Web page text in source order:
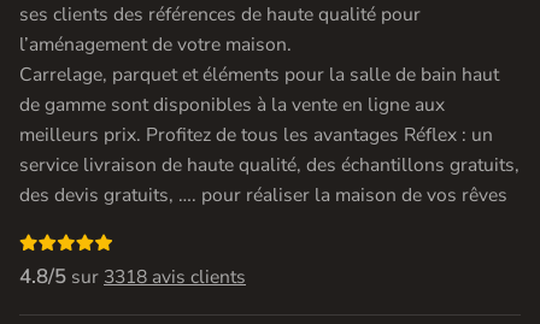
ses clients des références de haute qualité pour
l’aménagement de votre maison.
Carrelage, parquet et éléments pour la salle de bain haut
de gamme sont disponibles à la vente en ligne aux
meilleurs prix. Profitez de tous les avantages Réflex : un
service livraison de haute qualité, des échantillons gratuits,
des devis gratuits, …. pour réaliser la maison de vos rêves

4.8/5 sur 3318 avis clients